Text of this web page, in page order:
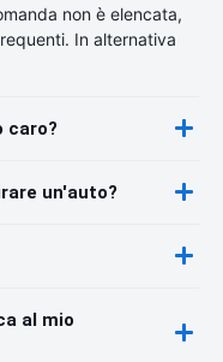
non è elencata,
In alternativa
caro?
un'auto?
al mio